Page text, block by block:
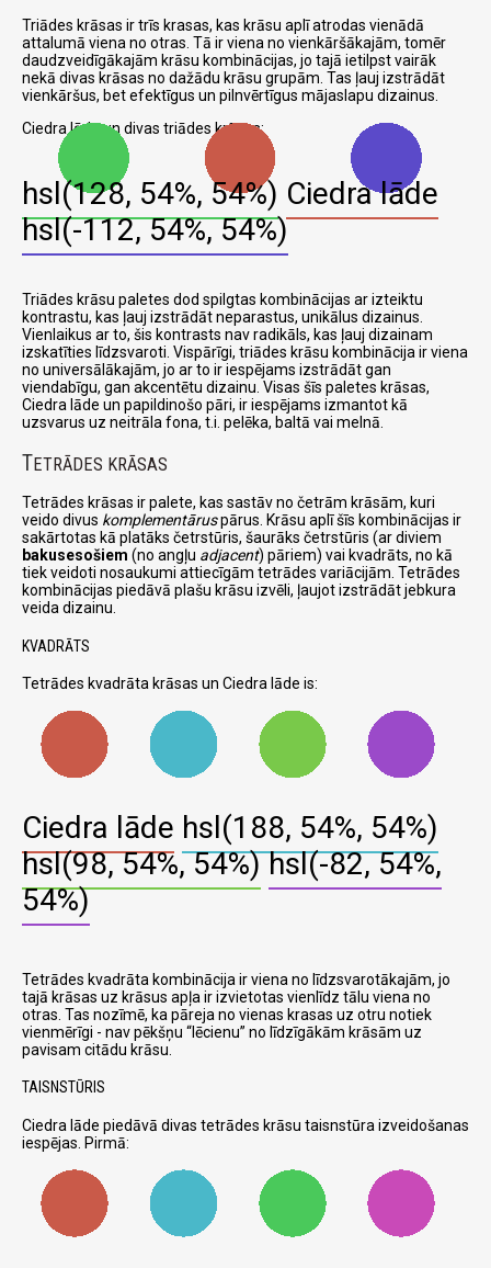
Triādes krāsas ir trīs krasas, kas krāsu aplī atrodas vienādā
attalumā viena no otras. Tā ir viena no vienkāršākajām, tomēr
daudzveidīgākajām krāsu kombinācijas, jo tajā ietilpst vairāk
nekā divas krāsas no dažādu krāsu grupām. Tas ļauj izstrādāt
vienkāršus, bet efektīgus un pilnvērtīgus mājaslapu dizainus.
Ciedra lāde un divas triādes krāsas:
hsl(128, 54%, 54%) Ciedra lāde
hsl(-112, 54%, 54%)
Triādes krāsu paletes dod spilgtas kombinācijas ar izteiktu
kontrastu, kas ļauj izstrādāt neparastus, unikālus dizainus.
Vienlaikus ar to, šis kontrasts nav radikāls, kas ļauj dizainam
izskatīties līdzsvaroti. Vispārīgi, triādes krāsu kombinācija ir viena
no universālākajām, jo ar to ir iespējams izstrādāt gan
viendabīgu, gan akcentētu dizainu. Visas šīs paletes krāsas,
Ciedra lāde un papildinošo pāri, ir iespējams izmantot kā
uzsvarus uz neitrāla fona, t.i. pelēka, baltā vai melnā.
TETRĀDES KRĀSAS
Tetrādes krāsas ir palete, kas sastāv no četrām krāsām, kuri
veido divus komplementāruspārus. Krāsu aplī šīs kombinācijas ir
sakārtotas kā platāks četrstūris, šaurāks četrstūris (ar diviem
bakusesošiem (no angļu adjacent) pāriem) vai kvadrāts, no kā
tiek veidoti nosaukumi attiecīgām tetrādes variācijām. Tetrādes
kombinācijas piedāvā plašu krāsu izvēli, ļaujot izstrādāt jebkura
veida dizainu.
KVADRĀTS
Tetrādes kvadrāta krāsas un Ciedra lāde is:
Ciedra lāde hsl(188, 54%, 54%)
hsl(98, 54%, 54%) hsl(-82, 54%,
54%)
Tetrādes kvadrāta kombinācija ir viena no līdzsvarotākajām, jo
tajā krāsas uz krāsus apļa ir izvietotas vienlīdz tālu viena no
otras. Tas nozīmē, ka pāreja no vienas krasas uz otru notiek
vienmērīgi - nav pēkšņu
lēcienu no līdzīgākām krāsām uz
pavisam citādu krāsu.
TAISNSTŪRIS
Ciedra lāde piedāvā divas tetrādes krāsu taisnstūra izveidošanas
iespējas. Pirmā: